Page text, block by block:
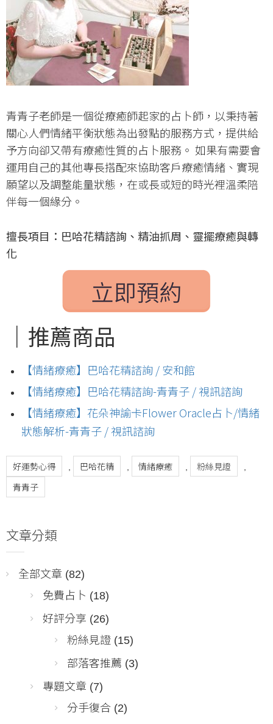
青青子老師是一個從療癒師起家的占卜師，以秉持著
關心人們情緒平衡狀態為出發點的服務方式，提供給
予方向卻又帶有療癒性質的占卜服務。 如果有需要會
運用自己的其他專長搭配來協助客戶療癒情緒、實現
願望以及調整能量狀態，在或長或短的時光裡溫柔陪
伴每一個緣分。
擅長項目：巴哈花精諮詢、精油抓周、靈擺療癒與轉
化
｜推薦商品
【情緒療癒】巴哈花精諮詢 / 安和館
【情緒療癒】巴哈花精諮詢-青青子 / 視訊諮詢
【情緒療癒】花朵神諭卡Flower Oracle占卜/情緒
狀態解析-青青子 / 視訊諮詢
好運勢心得 巴哈花精 情緒療癒 粉絲見證
青青子
文章分類
全部文章 (82)
免費占卜 (18)
好評分享 (26)
粉絲見證 (15)
部落客推薦 (3)
專題文章 (7)
分手復合 (2)